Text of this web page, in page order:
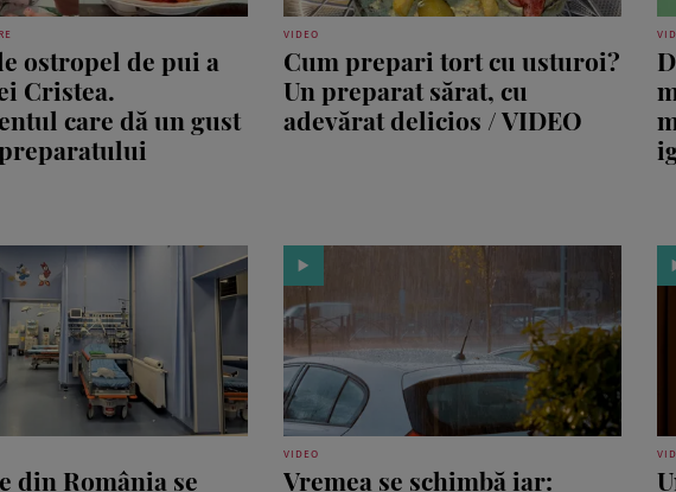
ostropel de pui a
Cristea.
care dă un gust
VIDEO
Cum prepari tort cu usturoi?
Un preparat sărat, cu
adevărat delicios / VIDEO
din România se
VIDEO
Vremea se schimbă iar: